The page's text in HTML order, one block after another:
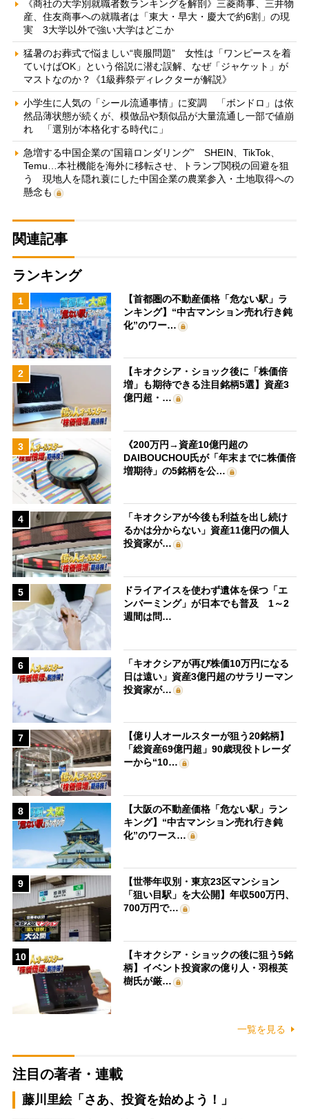
《商社の大学別就職者数ランキングを解剖》三菱商事、三井物
産、住友商事への就職者は「東大・早大・慶大で約6割」の現
実 3大学以外で強い大学はどこか
猛暑のお葬式で悩ましい“喪服問題” 女性は「ワンピースを着
ていけばOK」という俗説に潜む誤解、なぜ「ジャケット」が
マストなのか？《1級葬祭ディレクターが解説》
小学生に人気の「シール流通事情」に変調 「ボンドロ」は依
然品薄状態が続くが、模倣品や類似品が大量流通し一部で値崩
れ 「選別が本格化する時代に」
急増する中国企業の“国籍ロンダリング” SHEIN、TikTok、
Temu…本社機能を海外に移転させ、トランプ関税の回避を狙
う 現地人を隠れ蓑にした中国企業の農業参入・土地取得への
懸念も
関連記事
ランキング
1
【首都圏の不動産価格「危ない駅」ラ
ンキング】“中古マンション売れ行き鈍
化”のワー…
2
【キオクシア・ショック後に「株価倍
増」も期待できる注目銘柄5選】資産3
億円超・…
3
《200万円→資産10億円超の
DAIBOUCHOU氏が「年末までに株価倍
増期待」の5銘柄を公…
4
「キオクシアが今後も利益を出し続け
るかは分からない」資産11億円の個人
投資家が…
5
ドライアイスを使わず遺体を保つ「エ
ンバーミング」が日本でも普及 1～2
週間は問…
6
「キオクシアが再び株価10万円になる
日は遠い」資産3億円超のサラリーマン
投資家が…
7
【億り人オールスターが狙う20銘柄】
「総資産69億円超」90歳現役トレーダ
ーから“10…
8
【大阪の不動産価格「危ない駅」ラン
キング】“中古マンション売れ行き鈍
化”のワース…
9
【世帯年収別・東京23区マンション
「狙い目駅」を大公開】年収500万円、
700万円で…
10
【キオクシア・ショックの後に狙う5銘
柄】イベント投資家の億り人・羽根英
樹氏が厳…
一覧を見る
注目の著者・連載
藤川里絵「さあ、投資を始めよう！」